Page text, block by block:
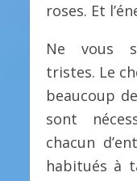
roses. Et
Ne vous
tristes. Le
beaucoup
sont
chacun
habitués à